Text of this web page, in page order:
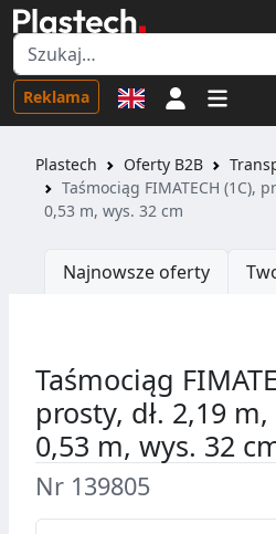
Reklama Logowanie
Plastech Oferty B2B
Taśmociąg FIMATECH (1C),
0,53 m, wys. 32 cm
Najnowsze oferty
Taśmociąg
prosty, dł. 2,19
0,53 m, wys. 32
Nr 139805